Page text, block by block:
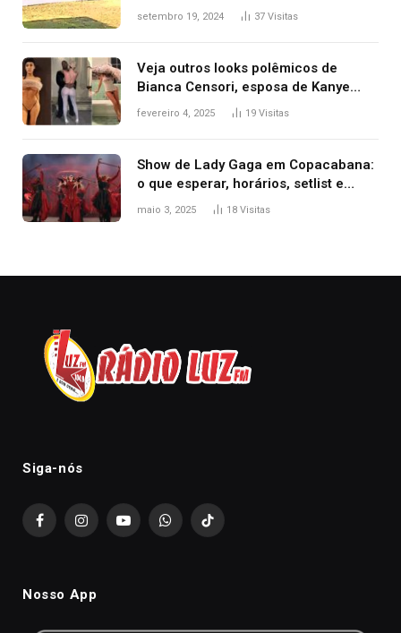
durante confusão no trânsito
setembro 19, 2024 37 Visitas
Veja outros looks polêmicos de
Bianca Censori, esposa de Kanye
West que apareceu nua no Grammy
fevereiro 4, 2025 19 Visitas
Show de Lady Gaga em Copacabana:
o que esperar, horários, setlist e
onde assistir
maio 3, 2025 18 Visitas
Siga-nós
FacebookInstagramYouTubeWhatsAppTikTok
Nosso App